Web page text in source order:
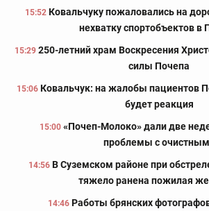
15:52 Ковальчуку пожаловались на
нехватку спортобъектов в
15:29 250-летний храм Воскресения
силы Почепа
15:06 Ковальчук: на жалобы пациентов
будет реакция
15:00 «Почеп-Молоко» дали две
проблемы с
14:56 В Суземском районе при
тяжело ранена пожилая
14:46 Работы брянских